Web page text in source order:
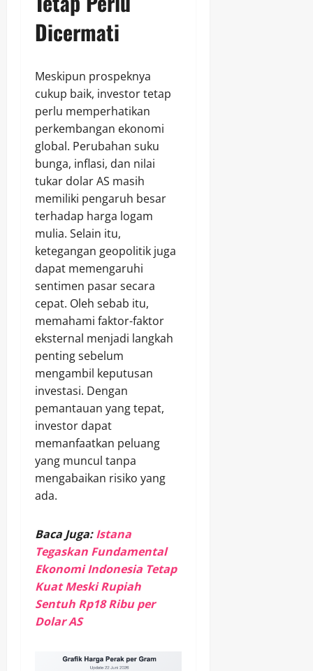
Dicermati
Meskipun prospeknya
cukup baik, investor tetap
perlu memperhatikan
perkembangan ekonomi
global. Perubahan suku
bunga, inflasi, dan nilai
tukar dolar AS masih
memiliki pengaruh besar
terhadap harga logam
mulia. Selain itu,
ketegangan geopolitik juga
dapat memengaruhi
sentimen pasar secara
cepat. Oleh sebab itu,
memahami faktor-faktor
eksternal menjadi langkah
penting sebelum
mengambil keputusan
investasi. Dengan
pemantauan yang tepat,
investor dapat
memanfaatkan peluang
yang muncul tanpa
mengabaikan risiko yang
ada.
Baca Juga: Istana
Tegaskan Fundamental
Ekonomi Indonesia Tetap
Kuat Meski Rupiah
Sentuh Rp18 Ribu per
Dolar AS